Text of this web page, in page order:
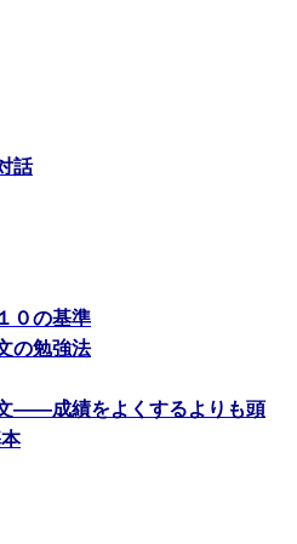
話
０の基準
の勉強法
――成績をよくするよりも頭